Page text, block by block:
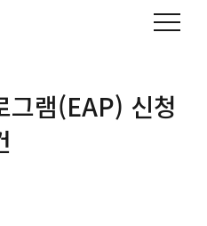
그램(EAP) 신청